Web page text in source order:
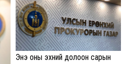
Энэ оны эхний долоон сарын